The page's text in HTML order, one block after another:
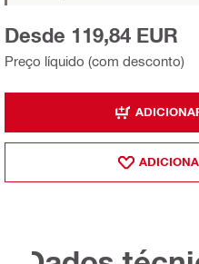
Preço líquido (com desconto)
Desde 119,84 EUR